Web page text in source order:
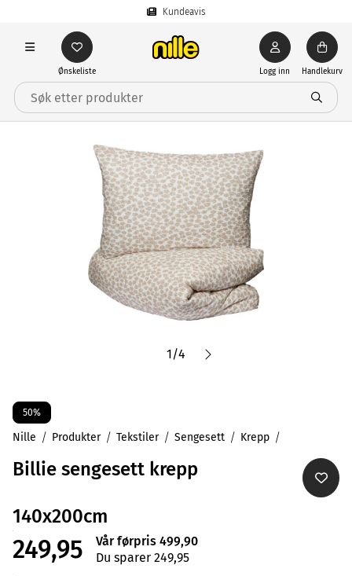
Kundeavis
Ønskeliste Logg inn Handlekurv
1/4
50%
Nille Produkter Tekstiler Sengesett Krepp
Billie sengesett krepp
140x200cm
249,95
Vår førpris 499,90
Du sparer 249,95